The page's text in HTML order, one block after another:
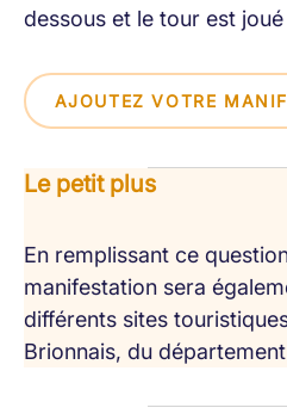
dessous et le tour est joué
AJOUTEZ VOTRE
Le petit plus
En remplissant ce
manifestation sera
différents sites
Brionnais, du